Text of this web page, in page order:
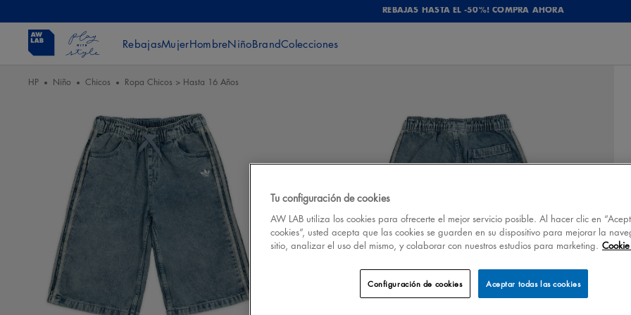
REBAJAS HASTA EL -50%! COMPRA AHORA
RebajasMujerHombreNiñoBrandColecciones
HP Niño Chicos Ropa Chicos > Hasta 16 Años
Tu configuración de cookies
AW LAB utiliza los cookies para ofrecerte el mejor servicio posible. Al hacer clic en
cookies”, usted acepta que las cookies se guarden en su dispositivo para mejorar la
sitio, analizar el uso del mismo, y colaborar con nuestros estudios para marketing.
Aceptar todas las cookies
Configuración de cookies